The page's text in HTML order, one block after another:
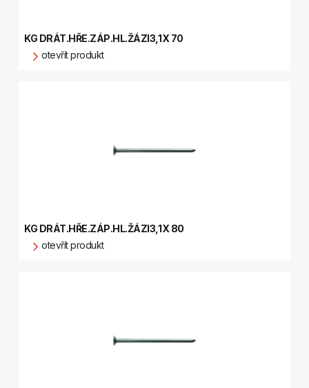
KG DRÁT.HŘE.ZÁP.HL.ŽÁZI3,1X 70
otevřít produkt
KG DRÁT.HŘE.ZÁP.HL.ŽÁZI3,1X 80
otevřít produkt